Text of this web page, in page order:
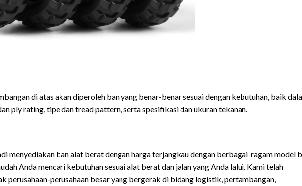
di atas akan diperoleh ban yang benar-benar sesuai dengan kebutuhan, baik
ply rating, tipe dan tread pattern, serta spesifikasi dan ukuran tekanan.
menyediakan ban alat berat dengan harga terjangkau dengan berbagai ragam model
Anda mencari kebutuhan sesuai alat berat dan jalan yang Anda lalui. Kami telah
perusahaan-perusahaan besar yang bergerak di bidang logistik, pertambangan,